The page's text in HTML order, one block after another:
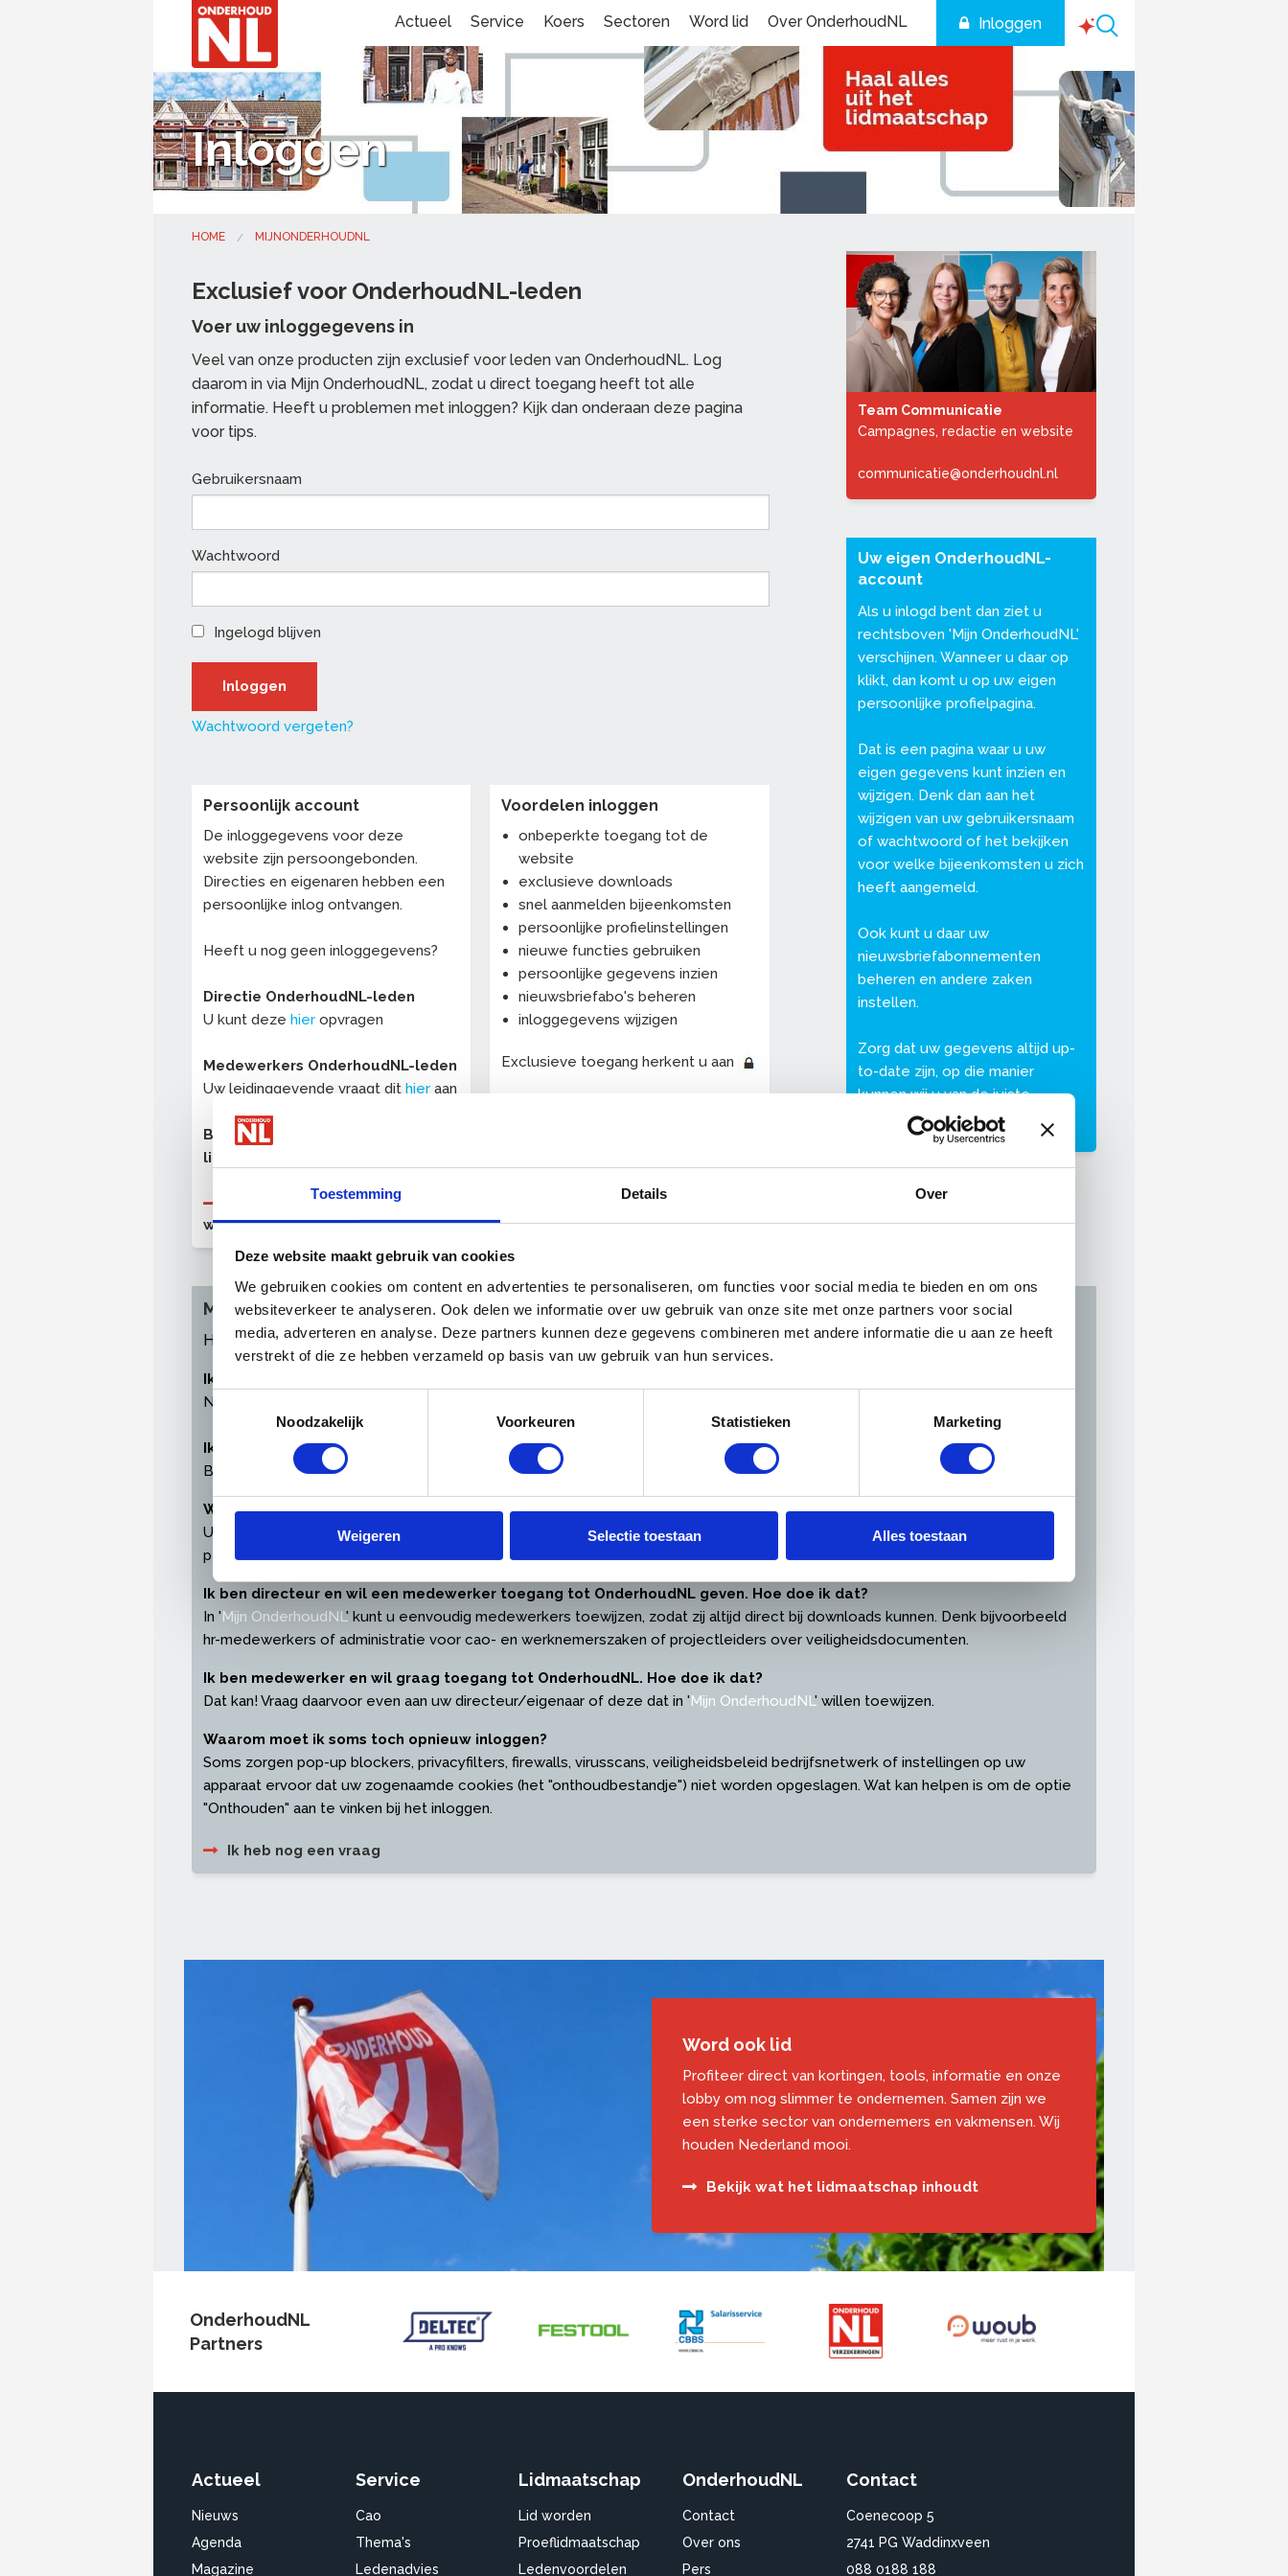
Toestemming Details Over
Deze website maakt gebruik van cookies
We gebruiken cookies om content en advertenties te personaliseren, om functies voor social media te bieden en om ons
websiteverkeer te analyseren. Ook delen we informatie over uw gebruik van onze site met onze partners voor social
media, adverteren en analyse. Deze partners kunnen deze gegevens combineren met andere informatie die u aan ze heeft
verstrekt of die ze hebben verzameld op basis van uw gebruik van hun services.
Toestemmingsselectie
Noodzakelijk
Voorkeuren Statistieken Marketing
Weigeren Selectie toestaan Alles toestaan
Inloggen
Actueel Service Koers Sectoren Word lid Over OnderhoudNL
Inloggen
HOME MIJNONDERHOUDNL
Exclusief voor OnderhoudNL-leden
Voer uw inloggegevens in
Veel van onze producten zijn exclusief voor leden van OnderhoudNL. Log
daarom in via Mijn OnderhoudNL, zodat u direct toegang heeft tot alle
informatie. Heeft u problemen met inloggen? Kijk dan onderaan deze pagina
voor tips.
Gebruikersnaam
Wachtwoord
Ingelogd blijven
Wachtwoord vergeten?
Persoonlijk account
De inloggegevens voor deze
website zijn persoongebonden.
Directies en eigenaren hebben een
persoonlijke inlog ontvangen.
Heeft u nog geen inloggegevens?
Directie OnderhoudNL-leden
U kunt deze hier opvragen
Medewerkers OnderhoudNL-leden
Uw leidinggevende vraagt dit hier aan
Bent u nog geen OnderhoudNL-
lid?
OnderhoudNL (proef)lid
worden
Voordelen inloggen
onbeperkte toegang tot de
website
exclusieve downloads
snel aanmelden bijeenkomsten
persoonlijke profielinstellingen
nieuwe functies gebruiken
persoonlijke gegevens inzien
nieuwsbriefabo's beheren
inloggegevens wijzigen
Exclusieve toegang herkent u aan
Team Communicatie
Campagnes, redactie en website
communicatie@onderhoudnl.nl
Uw eigen OnderhoudNL-
account
Als u inlogd bent dan ziet u
rechtsboven 'Mijn OnderhoudNL'
verschijnen. Wanneer u daar op
klikt, dan komt u op uw eigen
persoonlijke profielpagina.
Dat is een pagina waar u uw
eigen gegevens kunt inzien en
wijzigen. Denk dan aan het
wijzigen van uw gebruikersnaam
of wachtwoord of het bekijken
voor welke bijeenkomsten u zich
heeft aangemeld.
Ook kunt u daar uw
nieuwsbriefabonnementen
beheren en andere zaken
instellen.
Zorg dat uw gegevens altijd up-
to-date zijn, op die manier
kunnen wij u van de juiste
informatie voorzien.
Meest gestelde vragen over inloggen
Heeft u problemen bij het inloggen? Wij helpen u met antwoorden op deze vragen:
Ik heb geen inloggegevens ontvangen als directeur / eigenaar (hoofdvestiging)
Neem
Ik ben mijn wachtwoord of gebruikersnaam vergeten
Bent u uw inloggegevens vergeten, dan kunt u deze
Waarom log ik in met een persoonlijk e-mailadres?
U heeft een persoonlijke profielpagina, waarop u allerlei zaken kunt instellen zoals nieuwsbriefabonnementen, zakelijke
persoonsgegevens en instellingen voor uw bezoek aan onze site.
Ik ben directeur en wil een medewerker toegang tot OnderhoudNL geven. Hoe doe ik dat?
In ' Mijn OnderhoudNL' kunt u eenvoudig medewerkers toewijzen, zodat zij altijd direct bij downloads kunnen. Denk bijvoorbeeld
hr-medewerkers of administratie voor cao- en werknemerszaken of projectleiders over veiligheidsdocumenten.
Ik ben medewerker en wil graag toegang tot OnderhoudNL. Hoe doe ik dat?
Dat kan! Vraag daarvoor even aan uw directeur/eigenaar of deze dat in ' Mijn OnderhoudNL' willen toewijzen.
Waarom moet ik soms toch opnieuw inloggen?
Soms zorgen pop-up blockers, privacyfilters, firewalls, virusscans, veiligheidsbeleid bedrijfsnetwerk of instellingen op uw
apparaat ervoor dat uw zogenaamde cookies (het "onthoudbestandje") niet worden opgeslagen. Wat kan helpen is om de optie
"Onthouden" aan te vinken bij het inloggen.
Ik heb nog een vraag
Word ook lid
Profiteer direct van kortingen, tools, informatie en onze
lobby om nog slimmer te ondernemen. Samen zijn we
een sterke sector van ondernemers en vakmensen. Wij
houden Nederland mooi.
Bekijk wat het lidmaatschap inhoudt
OnderhoudNL
Partners
Actueel
Nieuws
Agenda
Magazine
Service
Cao
Thema's
Ledenadvies
Lidmaatschap
Lid worden
Proeflidmaatschap
Ledenvoordelen
OnderhoudNL
Contact
Over ons
Pers
Contact
Coenecoop 5
2741 PG Waddinxveen
088 0188 188